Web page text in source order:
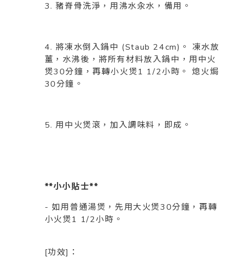
3. 豬脊骨洗淨，用沸水汆水，備用。
4. 將凍水倒入鍋中 (Staub 24cm)。 凍水放
薑，水沸後，將所有材料放入鍋中，用中火
煲30分鐘，再轉小火煲1 1/2小時。 熄火焗
30分鐘。
5. 用中火煲滾，加入調味料，即成。
**小小貼士**
- 如用普通湯煲，先用大火煲30分鐘，再轉
小火煲1 1/2小時。
[功效]：